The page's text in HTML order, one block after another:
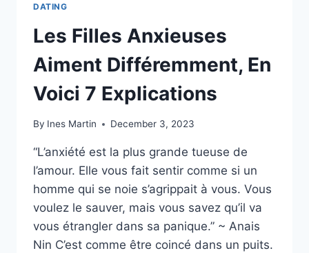
DATING
Les Filles Anxieuses
Aiment Différemment, En
Voici 7 Explications
By Ines Martin December 3, 2023
“L’anxiété est la plus grande tueuse de
l’amour. Elle vous fait sentir comme si un
homme qui se noie s’agrippait à vous. Vous
voulez le sauver, mais vous savez qu’il va
vous étrangler dans sa panique.” ~ Anais
Nin C’est comme être coincé dans un puits.